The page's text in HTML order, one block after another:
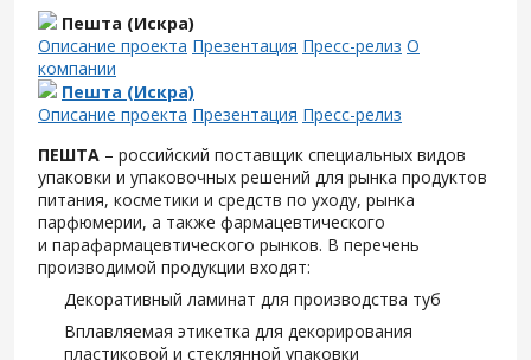
Пешта (Искра)
Описание проекта Презентация Пресс-релиз О
компании
Пешта (Искра)
Описание проекта Презентация Пресс-релиз
ПЕШТА – российский поставщик специальных видов
упаковки и упаковочных решений для рынка продуктов
питания, косметики и средств по уходу, рынка
парфюмерии, а также фармацевтического
и парафармацевтического рынков. В перечень
производимой продукции входят:
Декоративный ламинат для производства туб
Вплавляемая этикетка для декорирования
пластиковой и стеклянной упаковки